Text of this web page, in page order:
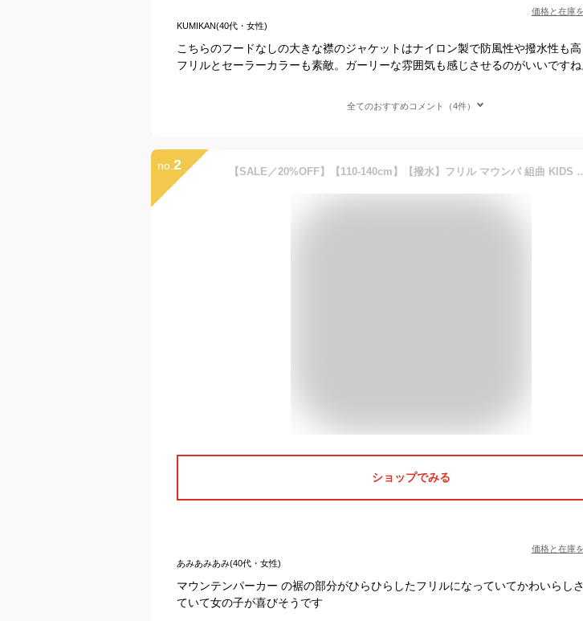
価格と在庫を
KUMIKAN(40代・女性)
こちらのフードなしの大きな襟のジャケットはナイロン製で防風性や撥水性も
フリルとセーラーカラーも素敵。ガーリーな雰囲気も感じさせるのがいいですね
全てのおすすめコメント（4件）
no. 2 【SALE／20%OFF】【110-140cm】【撥水】フリル マウンパ 組曲 KIDS クミキョ
ショップでみる
価格と在庫を
あみあみあみ(40代・女性)
マウンテンパーカー の裾の部分がひらひらしたフリルになっていてかわいらし
ていて女の子が喜びそうです